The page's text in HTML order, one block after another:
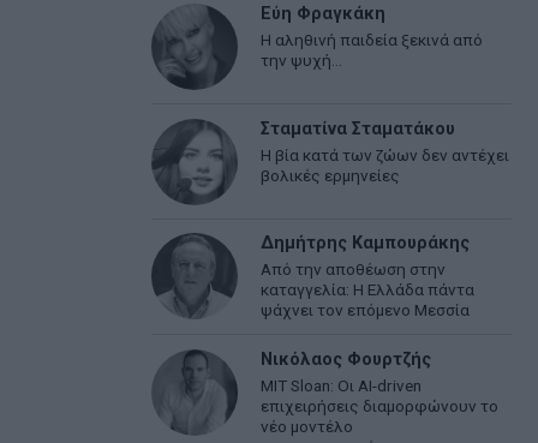
Εύη Φραγκάκη
Η αληθινή παιδεία ξεκινά από
την ψυχή…
Σταματίνα Σταματάκου
Η βία κατά των ζώων δεν αντέχει
βολικές ερμηνείες
Δημήτρης Καμπουράκης
Από την αποθέωση στην
καταγγελία: Η Ελλάδα πάντα
ψάχνει τον επόμενο Μεσσία
Νικόλαος Φουρτζής
MIT Sloan: Οι AI-driven
επιχειρήσεις διαμορφώνουν το
νέο μοντέλο